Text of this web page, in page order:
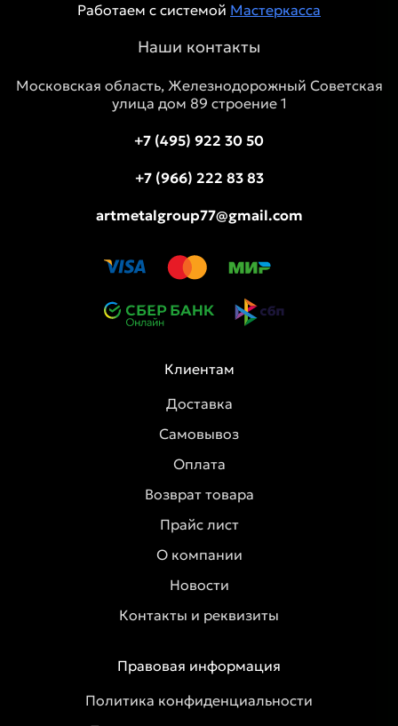
Работаем с системой Мастеркасса
Наши контакты
Московская область, Железнодорожный Советская
улица дом 89 строение 1
+7 (495) 922 30 50
+7 (966) 222 83 83
artmetalgroup77@gmail.com
Клиентам
Доставка
Самовывоз
Оплата
Возврат товара
Прайс лист
О компании
Новости
Контакты и реквизиты
Правовая информация
Политика конфиденциальности